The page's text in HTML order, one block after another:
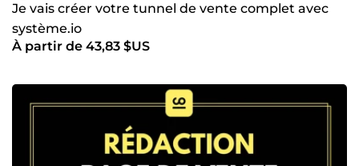
Je vais créer votre tunnel de vente complet avec
système.io
À partir de 43,83 $US